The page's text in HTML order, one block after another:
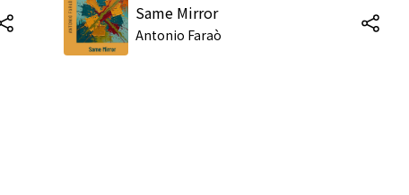
Same Mirror
Antonio Faraò